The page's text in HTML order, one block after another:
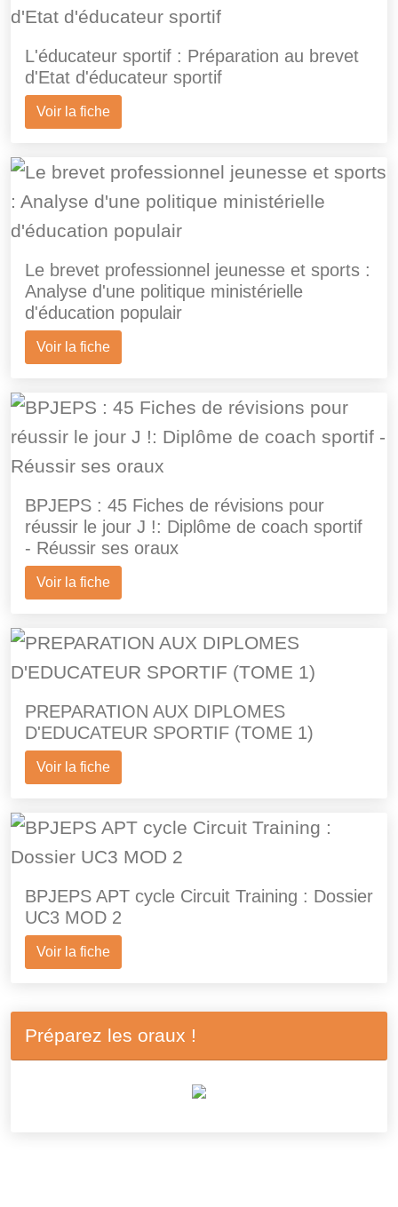
L'éducateur sportif : Préparation au brevet
d'Etat d'éducateur sportif
Voir la fiche
Le brevet professionnel jeunesse et sports :
Analyse d'une politique ministérielle
d'éducation populair
Voir la fiche
BPJEPS : 45 Fiches de révisions pour
réussir le jour J !: Diplôme de coach sportif
- Réussir ses oraux
Voir la fiche
PREPARATION AUX DIPLOMES
D'EDUCATEUR SPORTIF (TOME 1)
Voir la fiche
BPJEPS APT cycle Circuit Training : Dossier
UC3 MOD 2
Voir la fiche
Préparez les oraux !